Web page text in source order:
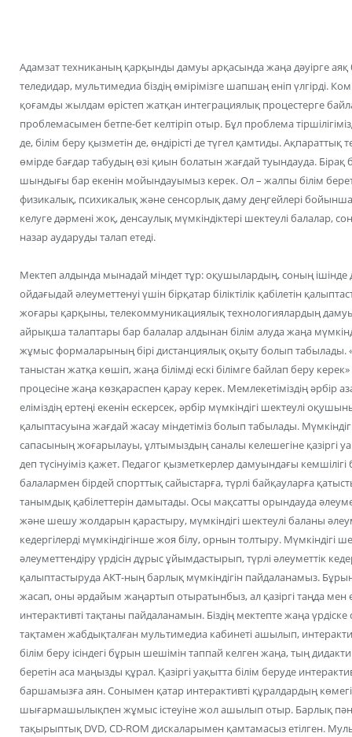
Адамзат техниканың қарқынды дамуы арқасында жаңа дәуірге
теледидар, мультимедиа біздің өмірімізге шапшаң еніп үлгірді.
қоғамды жылдам өрістеп жатқан интеграциялық процестерге
проблемасымен бетпе-бет келтіріп отыр. Бұл проблема
де, білім беру қызметін де, өндірісті де түгел қамтиды.
өмірде бағдар табудың өзі қиын болатын жағдай туындауда.
шындығы бар екенін мойындауымыз керек. Ол – жалпы білім
физикалық, психикалық және сенсорлық даму деңгейлері бойынша
келуге дәрмені жоқ, денсаулық мүмкіндіктері шектеулі балалар,
назар аударуды талап етеді.
Мектеп алдында мынадай міндет тұр: оқушылардың, соның ішінде
ойдағыдай әлеуметтенуі үшін бірқатар біліктілік қабілетін
жоғары қарқыны, телекоммуникациялық технологиялардың
айрықша талаптары бар балалар алдынан білім алуда жаңа
жұмыс формаларының бірі дистанциялық оқыту болып табылады.
таныстан жатқа көшіп, жаңа білімді ескі білімге байлап беру
процесіне жаңа көзқараспен қарау керек. Мемлекетіміздің әрбір
еліміздің ертеңі екенін ескерсек, әрбір мүмкіндігі шектеулі
қалыптасуына жағдай жасау міндетіміз болып табылады.
сапасының жоғарылауы, ұлтымыздың саналы келешегіне қазіргі
деп түсінуіміз қажет. Педагог қызметкерлер дамуындағы
балалармен бірдей спорттық сайыстарға, түрлі байқауларға
танымдық қабілеттерін дамытады. Осы мақсатты орындауда
және шешу жолдарын қарастыру, мүмкіндігі шектеулі баланы
кедергілерді мүмкіндігінше жоя білу, орнын толтыру. Мүмкіндігі
әлеуметтендіру үрдісін дұрыс ұйымдастырып, түрлі әлеуметтік
қалыптастыруда АКТ-ның барлық мүмкіндігін пайдаланамыз. Бұрын
жасап, оны әрдайым жаңартып отыратынбыз, ал қазіргі таңда мен
интерактивті тақтаны пайдаланамын. Біздің мектепте жаңа
тақтамен жабдықталған мультимедиа кабинеті ашылып,
бiлiм беру iсiндегi бұрын шешiмiн таппай келген жаңа, тың
беретiн аса маңызды құрал. Қазіргі уақытта білім беруде
баршамызға аян. Сонымен қатар интерактивті құралдардың
шығармашылықпен жұмыс істеуіне жол ашылып отыр. Барлық
тақырыптық DVD, CD-ROМ дискаларымен қамтамасыз етілген.